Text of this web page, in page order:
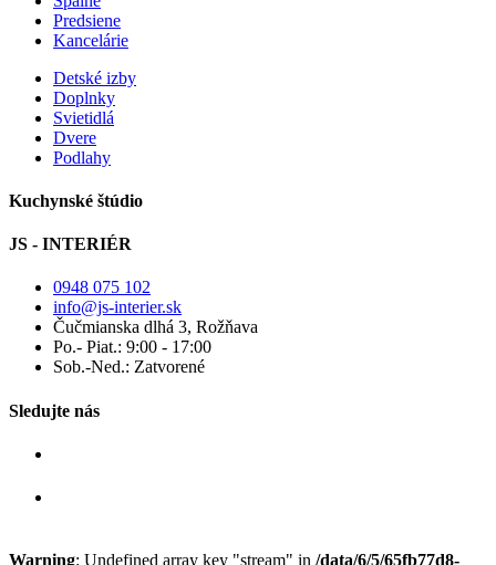
Predsiene
Kancelárie
Detské izby
Doplnky
Svietidlá
Dvere
Podlahy
Kuchynské štúdio
JS - INTERIÉR
0948 075 102
info@js-interier.sk
Čučmianska dlhá 3, Rožňava
Po.- Piat.: 9:00 - 17:00
Sob.-Ned.: Zatvorené
Sledujte nás
Warning: Undefined array key "stream" in /data/6/5/65fb77d8-